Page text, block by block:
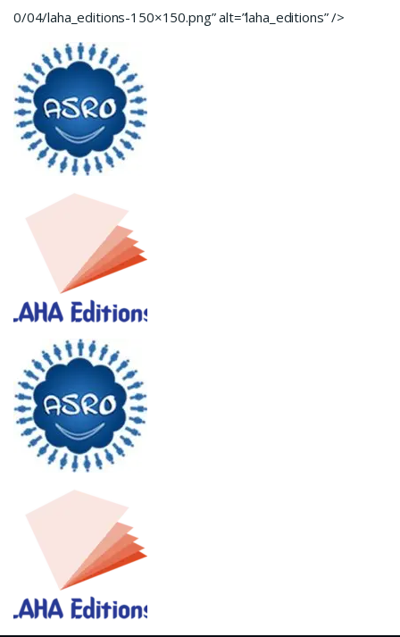
0/04/laha_editions-150×150.png” alt=”laha_editions” />